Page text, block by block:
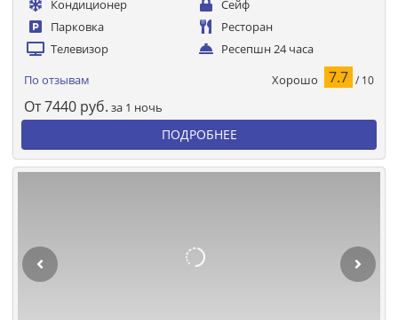
Кондиционер
Сейф
Парковка
Ресторан
Телевизор
Ресепшн 24 часа
По отзывам Хорошо 7.7 / 10
От7440 руб. за 1 ночь
ПОДРОБНЕЕ